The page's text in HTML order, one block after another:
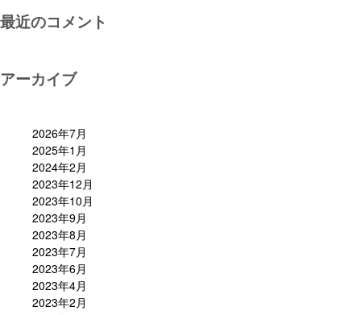
最近のコメント
アーカイブ
2026年7月
2025年1月
2024年2月
2023年12月
2023年10月
2023年9月
2023年8月
2023年7月
2023年6月
2023年4月
2023年2月